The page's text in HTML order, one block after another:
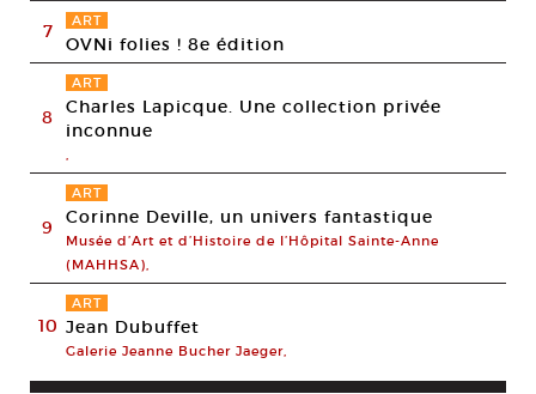
7 ART
OVNi folies ! 8e édition
8
ART
Charles Lapicque. Une collection privée
inconnue
,
9
ART
Corinne Deville, un univers fantastique
Musée d’Art et d’Histoire de l’Hôpital Sainte-Anne
(MAHHSA),
10
ART
Jean Dubuffet
Galerie Jeanne Bucher Jaeger,